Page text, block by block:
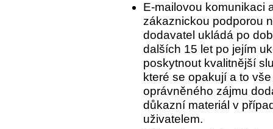
E-mailovou komunikaci
zákaznickou podporou
dodavatel ukládá po
dalších 15 let po jejím
poskytnout kvalitnější
které se opakují a to
oprávněného zájmu
důkazní materiál v
uživatelem.